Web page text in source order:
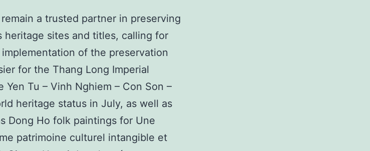
a trusted partner in preserving
heritage sites and titles, calling for
implementation of the preservation
for the Thang Long Imperial
Tu – Vinh Nghiem – Con Son –
heritage status in July, as well as
Dong Ho folk paintings for Une
patrimoine culturel intangible et